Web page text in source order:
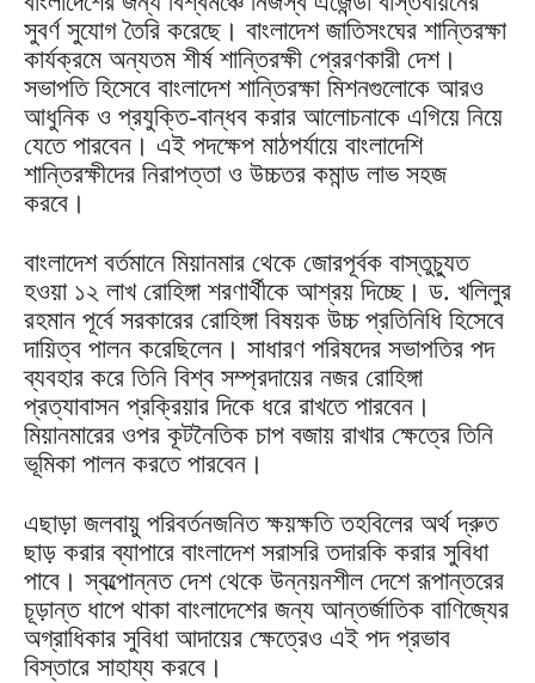
সুবর্ণ সুযোগ তৈরি করেছে। বাংলাদেশ জাতিসংঘের শান্তিরক্ষা
কার্যক্রমে অন্যতম শীর্ষ শান্তিরক্ষী প্রেরণকারী দেশ।
সভাপতি হিসেবে বাংলাদেশ শান্তিরক্ষা মিশনগুলোকে আরও
আধুনিক ও প্রযুক্তি-বান্ধব করার আলোচনাকে এগিয়ে নিয়ে
যেতে পারবেন। এই পদক্ষেপ মাঠপর্যায়ে বাংলাদেশি
শান্তিরক্ষীদের নিরাপত্তা ও উচ্চতর কমান্ড লাভ সহজ
করবে।
বাংলাদেশ বর্তমানে মিয়ানমার থেকে জোরপূর্বক বাস্তুচ্যুত
হওয়া ১২ লাখ রোহিঙ্গা শরণার্থীকে আশ্রয় দিচ্ছে। ড. খলিলুর
রহমান পূর্বে সরকারের রোহিঙ্গা বিষয়ক উচ্চ প্রতিনিধি হিসেবে
দায়িত্ব পালন করেছিলেন। সাধারণ পরিষদের সভাপতির পদ
ব্যবহার করে তিনি বিশ্ব সম্প্রদায়ের নজর রোহিঙ্গা
প্রত্যাবাসন প্রক্রিয়ার দিকে ধরে রাখতে পারবেন।
মিয়ানমারের ওপর কূটনৈতিক চাপ বজায় রাখার ক্ষেত্রে তিনি
ভূমিকা পালন করতে পারবেন।
এছাড়া জলবায়ু পরিবর্তনজনিত ক্ষয়ক্ষতি তহবিলের অর্থ দ্রুত
ছাড় করার ব্যাপারে বাংলাদেশ সরাসরি তদারকি করার সুবিধা
পাবে। স্বল্পোন্নত দেশ থেকে উন্নয়নশীল দেশে রূপান্তরের
চূড়ান্ত ধাপে থাকা বাংলাদেশের জন্য আন্তর্জাতিক বাণিজ্যের
অগ্রাধিকার সুবিধা আদায়ের ক্ষেত্রেও এই পদ প্রভাব
বিস্তারে সাহায্য করবে।